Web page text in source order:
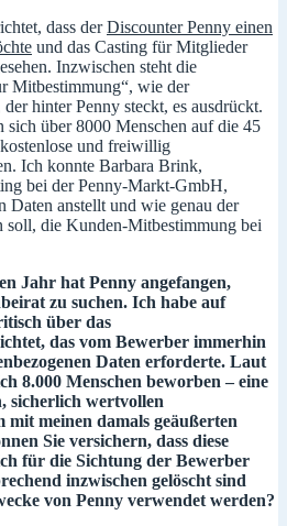
dass derDiscounter Penny einen
und das Casting für Mitglieder
Inzwischen steht die
Mitbestimmung“, wie der
hinter Penny steckt, es ausdrückt.
sich über 8000 Menschen auf die 45
und freiwillig
Ich konnte Barbara Brink,
bei der Penny-Markt-GmbH,
Daten anstellt und wie genau der
soll, die Kunden-Mitbestimmung bei
Jahr hat Penny angefangen,
zu suchen. Ich habe auf
über das
das vom Bewerber immerhin
Daten erforderte. Laut
8.000 Menschen beworben – eine
sicherlich wertvollen
meinen damals geäußerten
Sie versichern, dass diese
für die Sichtung der Bewerber
inzwischen gelöscht sind
von Penny verwendet werden?